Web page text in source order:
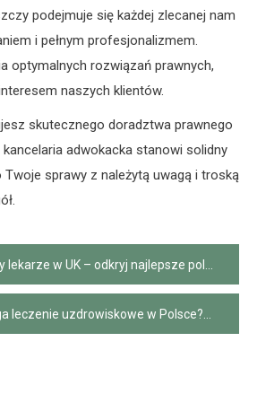
podejmuje się każdej zlecanej nam
i pełnym profesjonalizmem.
optymalnych rozwiązań prawnych,
naszych klientów.
skutecznego doradztwa prawnego
adwokacka stanowi solidny
Twoje sprawy z należytą uwagą i troską
w UK – odkryj najlepsze polskie kliniki
leczenie uzdrowiskowe w Polsce?